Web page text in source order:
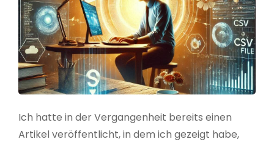
Ich hatte in der Vergangenheit bereits einen
Artikel veröffentlicht, in dem ich gezeigt habe,